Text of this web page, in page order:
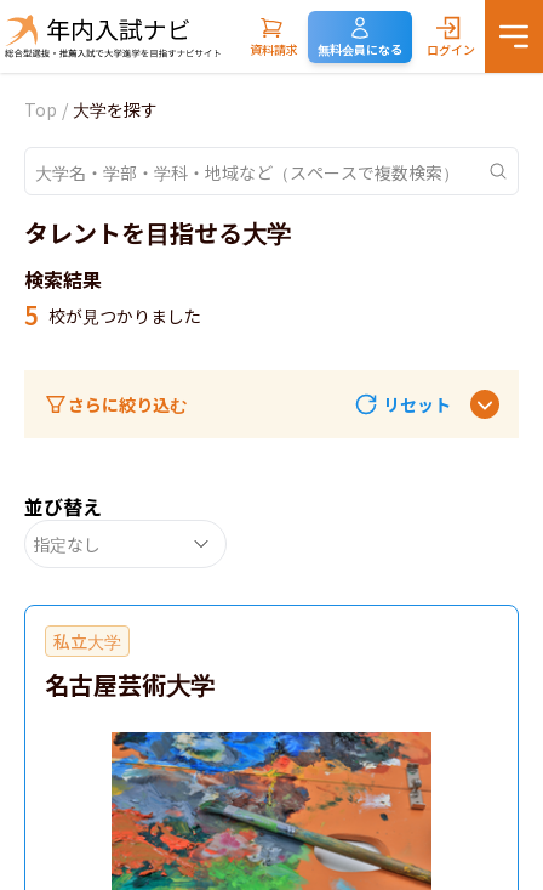
資料請求 無料会員になる ログイン
Top / 大学を探す
タレントを目指せる大学
検索結果
5 校が見つかりました
さらに絞り込む リセット
並び替え
指定なし
私立大学
名古屋芸術大学